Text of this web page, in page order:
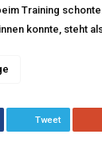
Training
konnte, steht
Tweet